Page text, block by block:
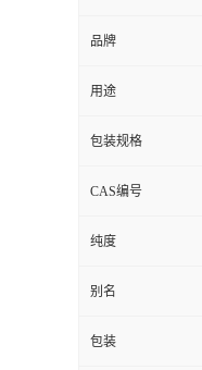
品牌
用途
包装规格
CAS编号
纯度
别名
包装